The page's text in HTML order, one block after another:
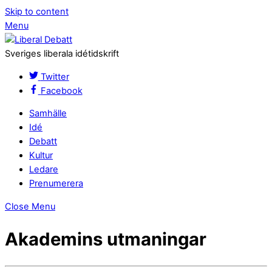
Skip to content
Menu
Sveriges liberala idétidskrift
Twitter
Facebook
Samhälle
Idé
Debatt
Kultur
Ledare
Prenumerera
Close Menu
Akademins utmaningar